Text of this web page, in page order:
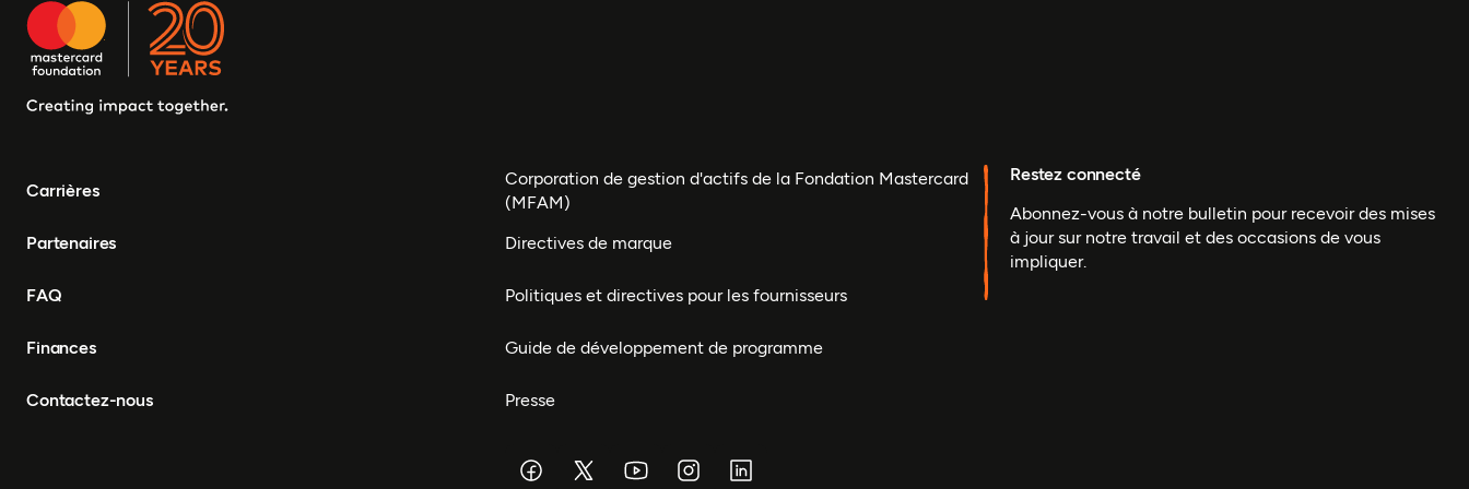
Carrières
Partenaires
FAQ
Finances
Contactez-nous
Corporation de gestion d'actifs de la Fondation Mastercard
(MFAM)
Directives de marque
Politiques et directives pour les fournisseurs
Guide de développement de programme
Presse
Restez connecté
Abonnez-vous à notre bulletin pour recevoir des mises
à jour sur notre travail et des occasions de vous
impliquer.